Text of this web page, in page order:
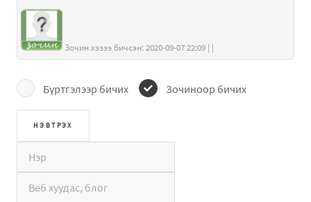
Зочин хэзээ бичсэн: 2020-09-07 22:09 | |
Бүртгэлээр бичих Зочиноор бичих